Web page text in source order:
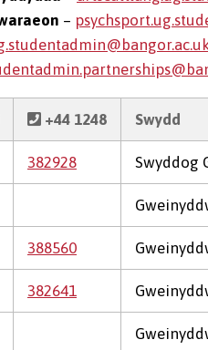
–
+44 1248 Swydd
382928 Swyddog
388560
382641